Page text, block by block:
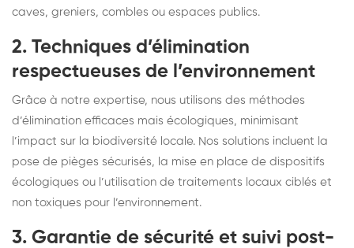
caves, greniers, combles ou espaces publics.
2. Techniques d’élimination
respectueuses de l’environnement
Grâce à notre expertise, nous utilisons des méthodes
d’élimination efficaces mais écologiques, minimisant
l’impact sur la biodiversité locale. Nos solutions incluent la
pose de pièges sécurisés, la mise en place de dispositifs
écologiques ou l’utilisation de traitements locaux ciblés et
non toxiques pour l’environnement.
3. Garantie de sécurité et suivi post-